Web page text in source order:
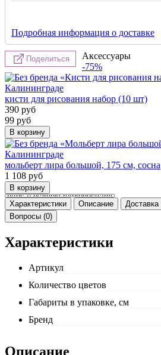
Подробная информация о доставке
Поделиться
Аксессуары
-75%
кисти для рисования набор (10 шт)
390 руб
99 руб
мольберт лира большой, 175 см, сосна
1 108 руб
Характеристики Описание Доставка
Вопросы (0)
Характеристики
Артикул
Количество цветов
Габариты в упаковке, см
Бренд
Описание